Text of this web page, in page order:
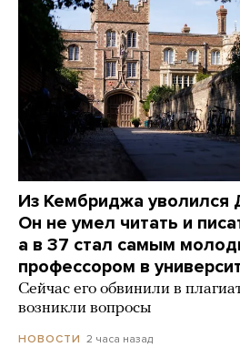
Из Кембриджа уволился
Он не умел читать и
а в 37 стал самым
профессором в
Сейчас его обвинили в
возникли вопросы
НОВОСТИ 2 часа назад